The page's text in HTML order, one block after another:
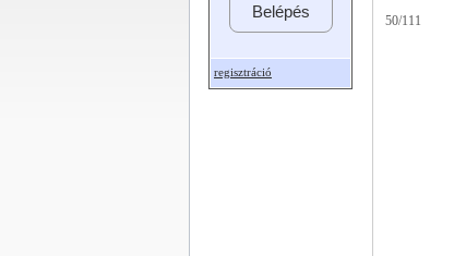
Belépés
regisztráció
50/111